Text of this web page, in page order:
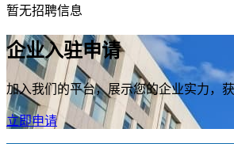
暂无招聘信息
企业入驻申请
加入我们的平台，展示您的企业实力，
立即申请